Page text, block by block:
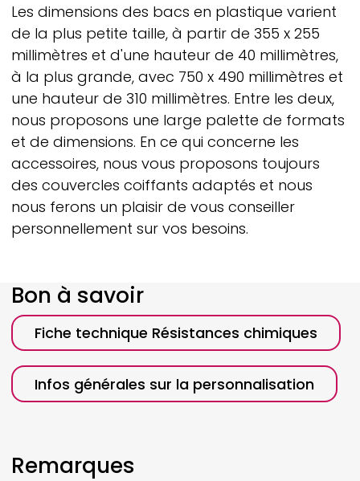
Les dimensions des bacs en plastique varient
de la plus petite taille, à partir de 355 x 255
millimètres et d'une hauteur de 40 millimètres,
à la plus grande, avec 750 x 490 millimètres et
une hauteur de 310 millimètres. Entre les deux,
nous proposons une large palette de formats
et de dimensions. En ce qui concerne les
accessoires, nous vous proposons toujours
des couvercles coiffants adaptés et nous
nous ferons un plaisir de vous conseiller
personnellement sur vos besoins.
Bon à savoir
Fiche technique Résistances chimiques
Infos générales sur la personnalisation
Remarques